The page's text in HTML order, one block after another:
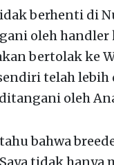
berhenti di
oleh handler
bertolak ke
telah
oleh
bahwa
tidak hanya